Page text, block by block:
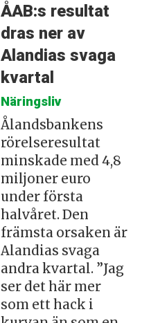
ÅAB:s resultat
dras ner av
Alandias svaga
kvartal
Näringsliv
Ålandsbankens
rörelseresultat
minskade med 4,8
miljoner euro
under första
halvåret. Den
främsta orsaken är
Alandias svaga
andra kvartal. ”Jag
ser det här mer
som ett hack i